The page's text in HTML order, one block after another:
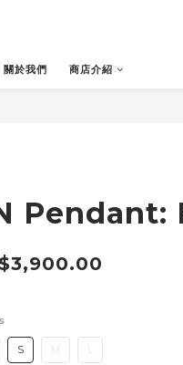
關於我們 商店介紹
Pendant:
S M